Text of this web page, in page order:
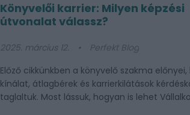
Könyvelői karrier: Milyen képzési
útvonalat válassz?
2025. március 12.
Perfekt Blog
Előző cikkünkben a könyvelő szakma
kínálat, átlagbérek és karrierkilátások
taglaltuk. Most lássuk, hogyan is lehet